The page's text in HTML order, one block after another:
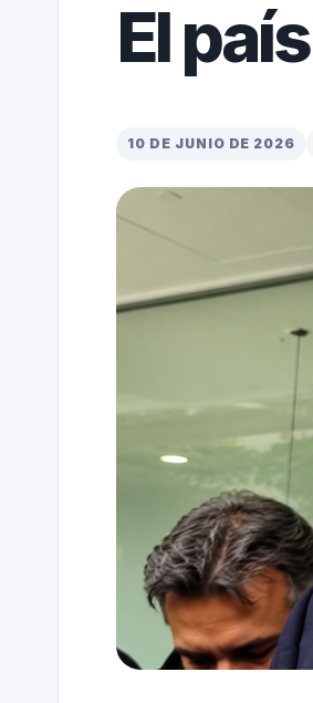
El
10 DE JUNIO DE 2026